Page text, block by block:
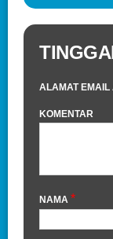
ALAMAT
KOMENTAR
NAMA *